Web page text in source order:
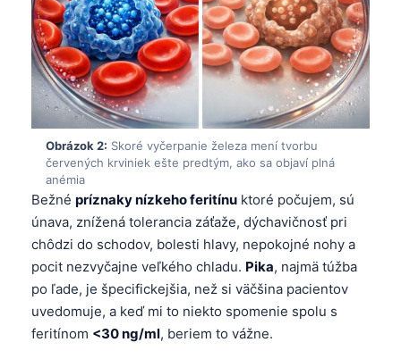
Obrázok 2: Skoré vyčerpanie železa mení tvorbu
červených krviniek ešte predtým, ako sa objaví plná
anémia
Bežné príznaky nízkeho feritínu ktoré počujem, sú
únava, znížená tolerancia záťaže, dýchavičnosť pri
chôdzi do schodov, bolesti hlavy, nepokojné nohy a
pocit nezvyčajne veľkého chladu. Pika, najmä túžba
po ľade, je špecifickejšia, než si väčšina pacientov
uvedomuje, a keď mi to niekto spomenie spolu s
feritínom <30 ng/ml, beriem to vážne.